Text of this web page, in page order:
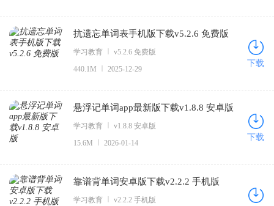
抗遗忘单词表手机版下载v5.2.6 免费版
学习教育
v5.2.6 免费版
440.1M
2025-12-29
下载
悬浮记单词app最新版下载v1.8.8 安卓版
学习教育
v1.8.8 安卓版
15.6M
2026-01-14
下载
靠谱背单词安卓版下载v2.2.2 手机版
学习教育
v2.2.2 手机版